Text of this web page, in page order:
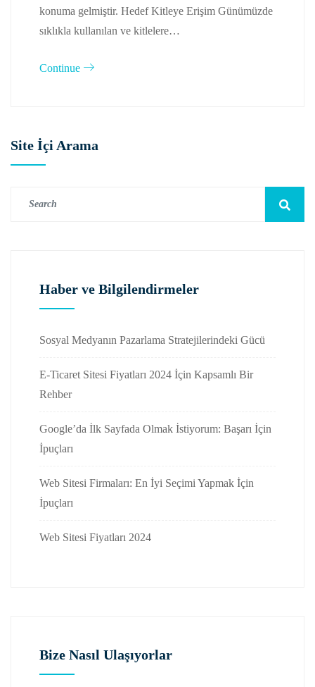
konuma gelmiştir. Hedef Kitleye Erişim Günümüzde
sıklıkla kullanılan ve kitlelere…
Continue
Site İçi Arama
Haber ve Bilgilendirmeler
Sosyal Medyanın Pazarlama Stratejilerindeki Gücü
E-Ticaret Sitesi Fiyatları 2024 İçin Kapsamlı Bir
Rehber
Google’da İlk Sayfada Olmak İstiyorum: Başarı İçin
İpuçları
Web Sitesi Firmaları: En İyi Seçimi Yapmak İçin
İpuçları
Web Sitesi Fiyatları 2024
Bize Nasıl Ulaşıyorlar